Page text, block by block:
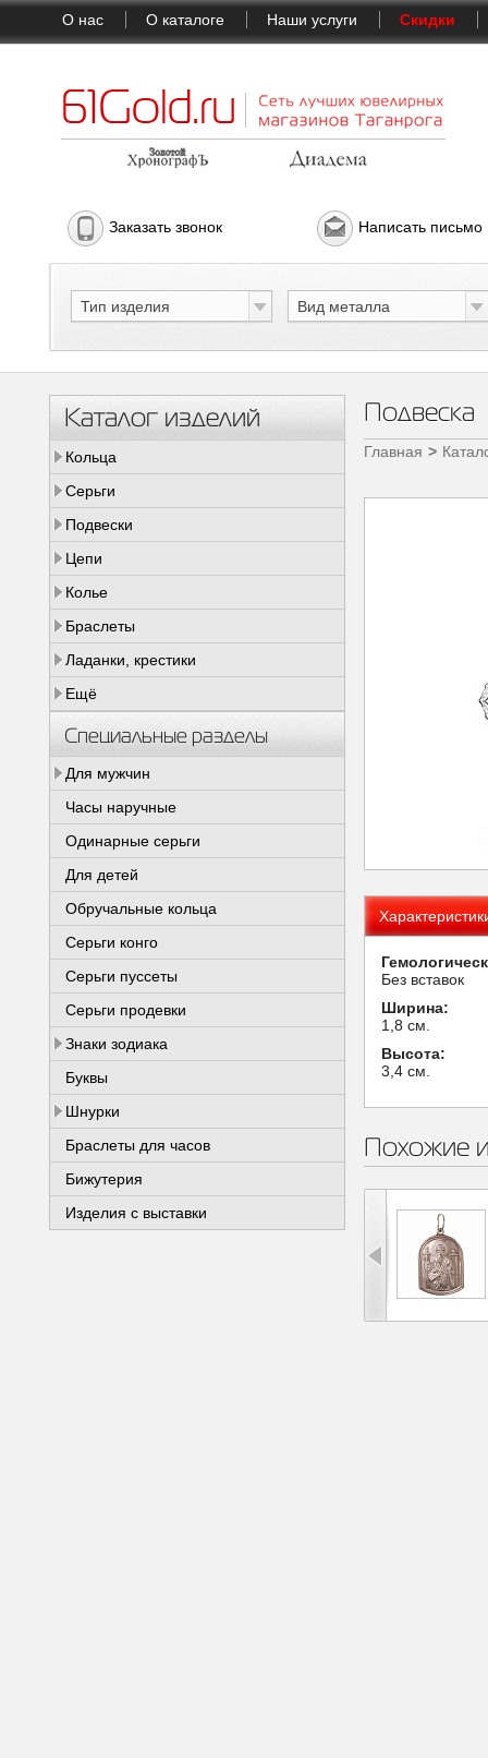
О нас О каталоге Наши услуги Скидки
Заказать звонок Написать письмо
Тип изделия Вид металла
Каталог изделий
Кольца
Серьги
Подвески
Цепи
Колье
Браслеты
Ладанки, крестики
Ещё
Специальные разделы
Для мужчин
Часы наручные
Одинарные серьги
Для детей
Обручальные кольца
Серьги конго
Серьги пуссеты
Серьги продевки
Знаки зодиака
Буквы
Шнурки
Браслеты для часов
Бижутерия
Изделия с выставки
Подвеска
Главная
Без вставок
Ширина:
1,8 см.
Высота:
3,4 см.
Похожие